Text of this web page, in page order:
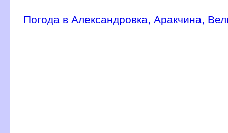
Погода в Александровка, Аракчина,